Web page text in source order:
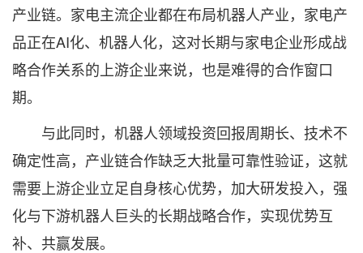
产业链。家电主流企业都在布局机器人产业，家电产
品正在AI化、机器人化，这对长期与家电企业形成战
略合作关系的上游企业来说，也是难得的合作窗口
期。
与此同时，机器人领域投资回报周期长、技术不
确定性高，产业链合作缺乏大批量可靠性验证，这就
需要上游企业立足自身核心优势，加大研发投入，强
化与下游机器人巨头的长期战略合作，实现优势互
补、共赢发展。